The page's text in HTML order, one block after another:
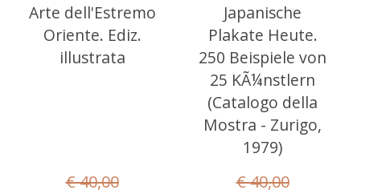
Arte dell'Estremo
Oriente. Ediz.
illustrata
€ 40,00
Japanische
Plakate Heute.
250 Beispiele von
25 KÃ¼nstlern
(Catalogo della
Mostra - Zurigo,
1979)
€ 40,00